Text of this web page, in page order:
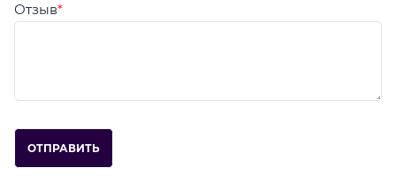
Отзыв